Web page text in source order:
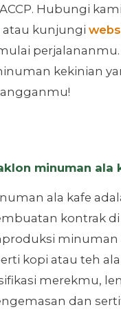
Hubungi
atau kunjungi
perjalananmu.
kekinian
minuman ala
ala kafe
kontrak
minuman
kopi atau teh ala
merekmu,
dan